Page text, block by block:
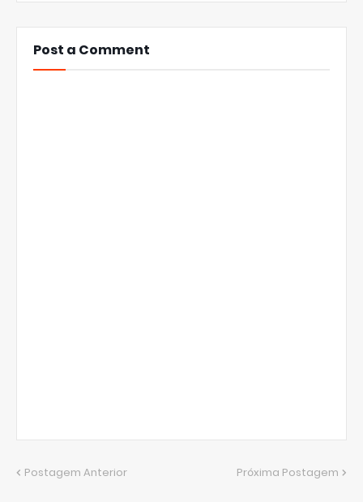
Post a Comment
Postagem Anterior Próxima Postagem